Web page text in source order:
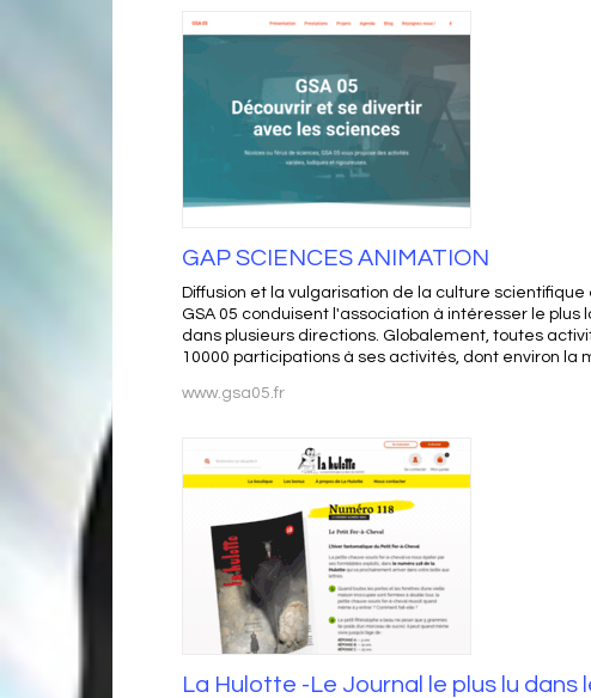
GAP SCIENCES ANIMATION
Diffusion et la vulgarisation de la culture
GSA 05 conduisent l'association à intéresser le
dans plusieurs directions. Globalement, toutes
10000 participations à ses activités, dont environ la
www.gsa05.fr
La Hulotte -Le Journal le plus lu dans